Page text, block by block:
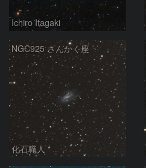
Ichiro Itagaki
NGC925 さんかく座
化石職人